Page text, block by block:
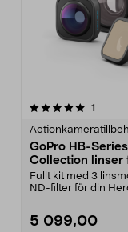
1
GoPro HB-
Collection linser
Black
Fullt kit med 3
ND-filter för din
5 099,00
4.5av 5